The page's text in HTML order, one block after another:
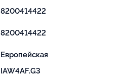
8200414422
8200414422
Европейская
IAW4AF.G3